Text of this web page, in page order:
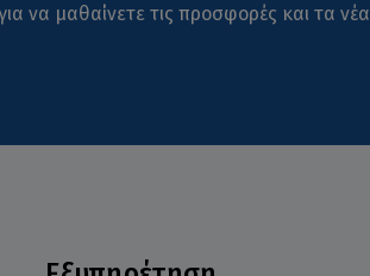
να μαθαίνετε τις προσφορές και τα